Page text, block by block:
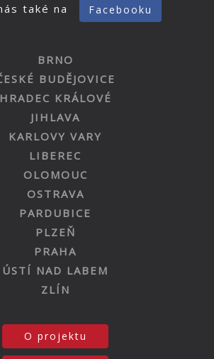
také na Facebooku
BRNO
BUDĚJOVICE
HRADEC KRÁLOVÉ
JIHLAVA
KARLOVY VARY
LIBEREC
OLOMOUC
OSTRAVA
PARDUBICE
PLZEŇ
PRAHA
ÚSTÍ NAD LABEM
ZLÍN
O projektu